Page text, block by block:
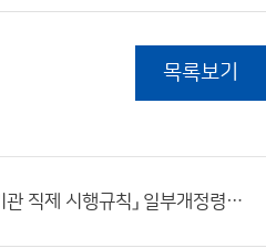
목록보기
「기상청과 그 소속기관 직제 시행규칙」 일부개정령안 입법예고